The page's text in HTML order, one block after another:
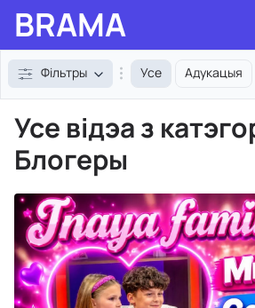
BRAMA
Фільтры
Усе Адукацыя
Усе відэа з
Блогеры